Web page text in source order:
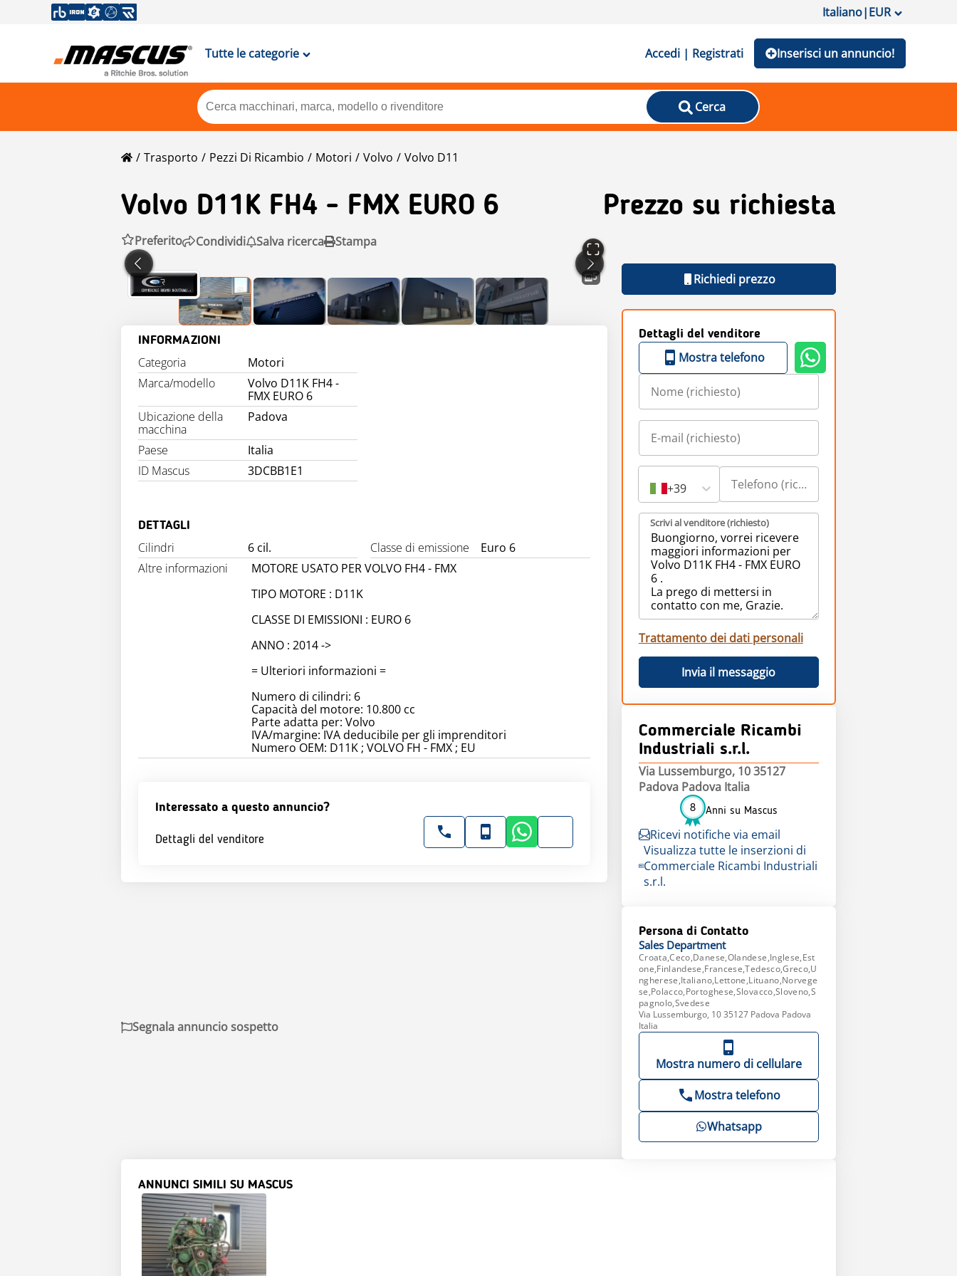
Italiano|EUR
Tutte le categorie Accedi | Registrati Inserisci un annuncio!
Cerca
Trasporto Pezzi Di Ricambio Motori Volvo Volvo D11
Volvo D11K FH4 - FMX EURO 6 Prezzo su richiesta
Preferito Condividi Salva ricerca Stampa
5
INFORMAZIONI
Categoria
Motori
Marca/modello
Volvo D11K FH4 -
FMX EURO 6
Ubicazione della
macchina
Padova
Paese
Italia
ID Mascus
3DCBB1E1
DETTAGLI
Cilindri 6 cil. Classe di emissione
Euro 6
Altre informazioni
MOTORE USATO PER VOLVO FH4 - FMX
TIPO MOTORE : D11K
CLASSE DI EMISSIONI : EURO 6
ANNO : 2014 ->
= Ulteriori informazioni =
Numero di cilindri: 6
Capacità del motore: 10.800 cc
Parte adatta per: Volvo
IVA/margine: IVA deducibile per gli imprenditori
Numero OEM: D11K ; VOLVO FH - FMX ; EU
Interessato a questo annuncio?
Dettagli del venditore
Richiedi prezzo
Dettagli del venditore
Mostra telefono
+39
Scrivi al venditore (richiesto)
Trattamento dei dati personali
Invia il messaggio
Commerciale Ricambi
Industriali s.r.l.
Via Lussemburgo, 10 35127
Padova Padova Italia
8 Anni su Mascus
Ricevi notifiche via email
Visualizza tutte le inserzioni di
Commerciale Ricambi Industriali
s.r.l.
Persona di Contatto
Sales Department
Croata,Ceco,Danese,Olandese,Inglese,Est
one,Finlandese,Francese,Tedesco,Greco,U
ngherese,Italiano,Lettone,Lituano,Norvege
se,Polacco,Portoghese,Slovacco,Sloveno,S
pagnolo,Svedese
Via Lussemburgo, 10 35127 Padova Padova
Italia
Mostra numero di cellulare
Mostra telefono
Whatsapp
Segnala annuncio sospetto
ANNUNCI SIMILI SU MASCUS